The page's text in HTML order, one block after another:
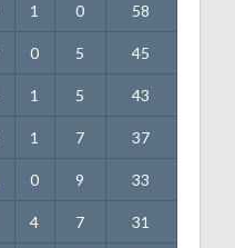
1 0 58
0 5 45
1 5 43
1 7 37
0 9 33
4 7 31